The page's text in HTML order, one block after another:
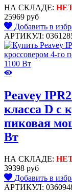
НА СКЛАДЕ:
25969 руб
Добавить в
АРТИКУЛ:
Peavey
класса D с
пиковая
Вт
НА СКЛАДЕ:
39398 руб
Добавить в
АРТИКУЛ: